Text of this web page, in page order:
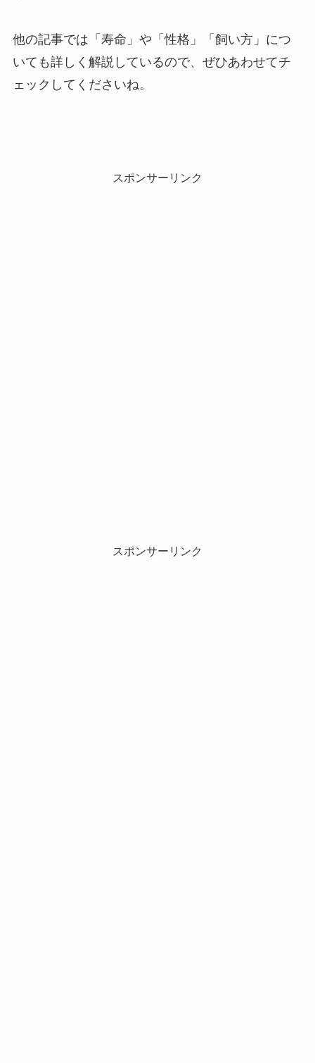
他の記事では「寿命」や「性格」「飼い方」につ
いても詳しく解説しているので、ぜひあわせてチ
ェックしてくださいね。
スポンサーリンク
スポンサーリンク